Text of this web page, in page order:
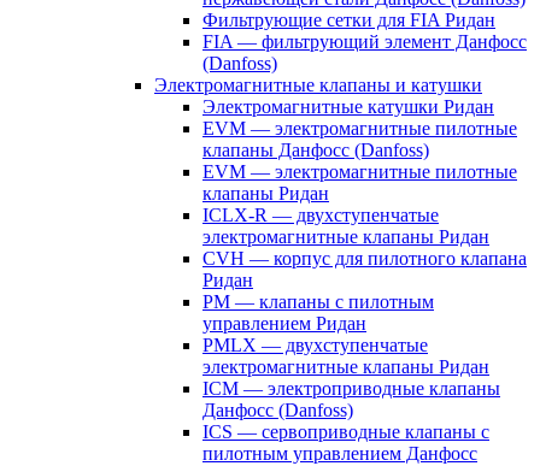
Фильтрующие сетки для FIA Ридан
FIA — фильтрующий элемент Данфосс
(Danfoss)
Электромагнитные клапаны и катушки
Электромагнитные катушки Ридан
EVM — электромагнитные пилотные
клапаны Данфосс (Danfoss)
EVM — электромагнитные пилотные
клапаны Ридан
ICLX-R — двухступенчатые
электромагнитные клапаны Ридан
CVH — корпус для пилотного клапана
Ридан
PM — клапаны с пилотным
управлением Ридан
PMLX — двухступенчатые
электромагнитные клапаны Ридан
ICM — электроприводные клапаны
Данфосс (Danfoss)
ICS — сервоприводные клапаны с
пилотным управлением Данфосс